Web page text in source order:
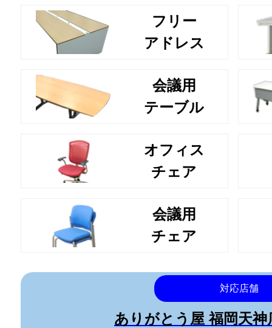
フリー
アドレス
会議用
テーブル
オフィス
チェア
会議用
チェア
対応店舗
ありがとう屋 福岡天